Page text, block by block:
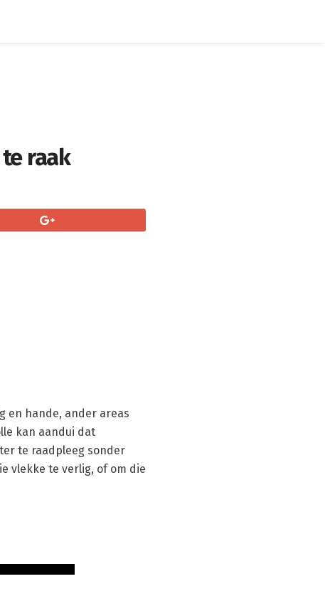
raak
en hande, ander areas
kan aandui dat
te raadpleeg sonder
vlekke te verlig, of om die